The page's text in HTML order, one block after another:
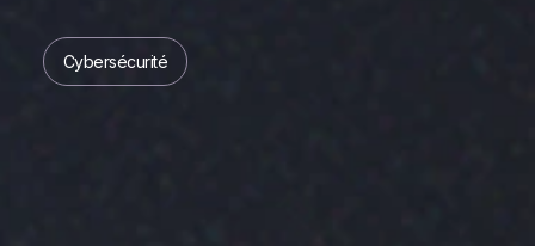
Cybersécurité